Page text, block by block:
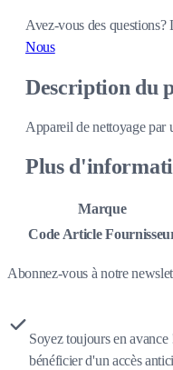
Avez-vous des questions?
Nous
Description du
Appareil de nettoyage par
Plus
Marque
Code Article
Abonnez-vous à notre
Soyez toujours en
bénéficier d'un accès